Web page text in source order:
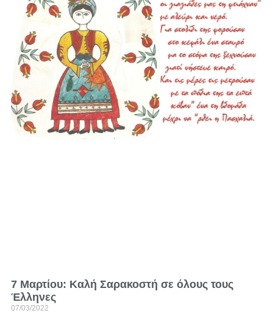
7 Μαρτίου: Kαλή Σαρακοστή σε όλους τους
Έλληνες
07/03/2022